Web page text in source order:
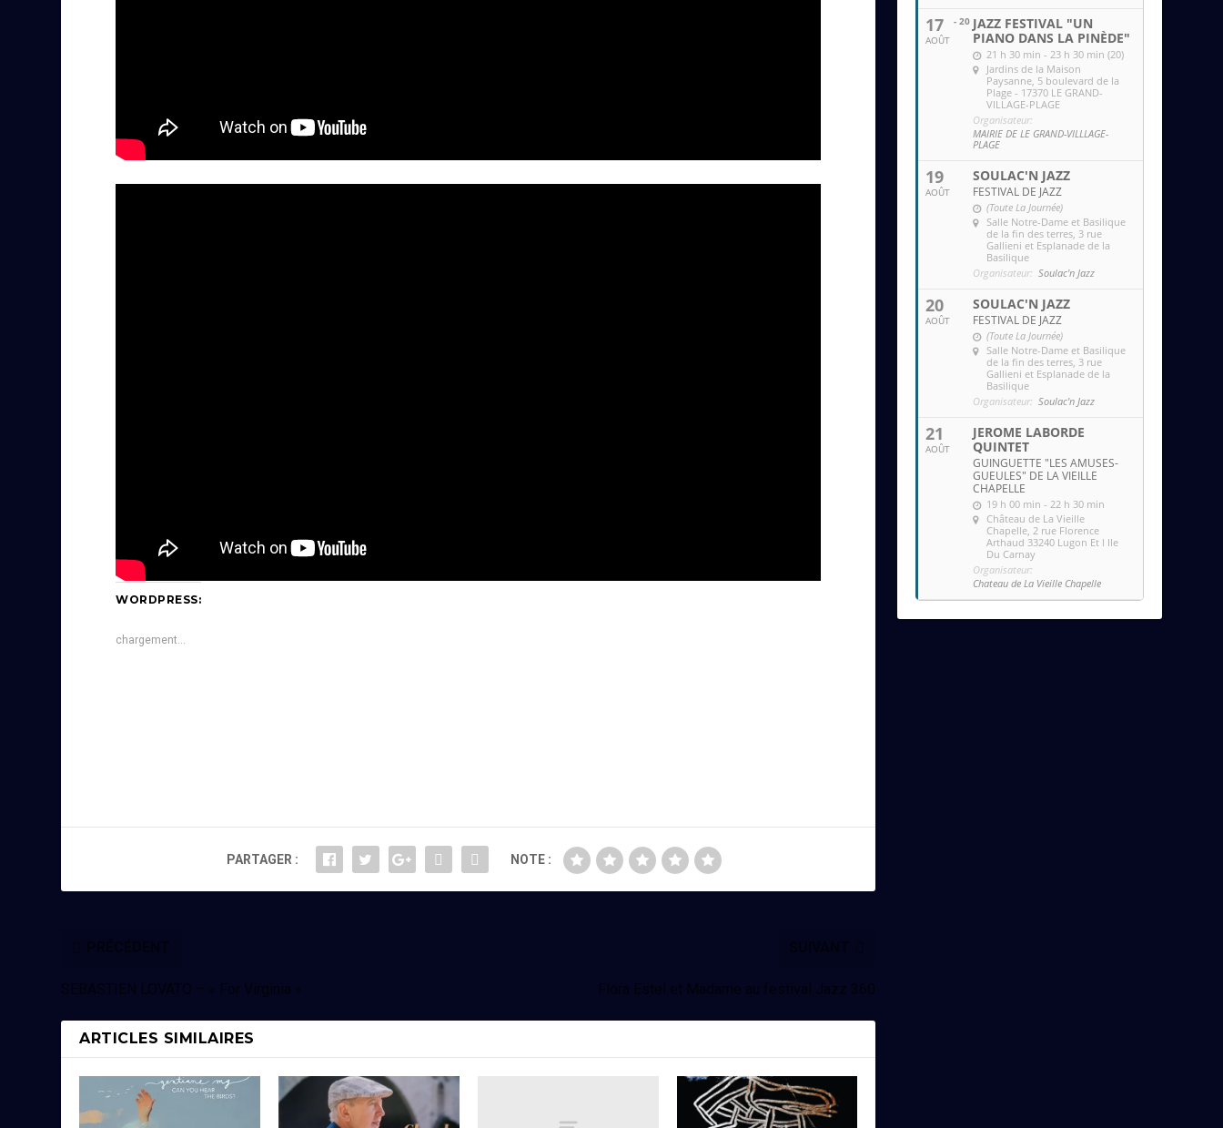
WORDPRESS:
chargement…
PARTAGER : NOTE :
SEBASTIEN LOVATO – « For Virginia » Flora Estel et Madame au festival Jazz 360
ARTICLES SIMILAIRES
17
AOÛT
- 20 JAZZ FESTIVAL "UN
PIANO DANS LA PINÈDE"
21 h 30 min - 23 h 30 min (20)
Jardins de la Maison
Paysanne , 5 boulevard de la
Plage - 17370 LE GRAND-
VILLAGE-PLAGE
Organisateur:
MAIRIE DE LE GRAND-VILLLAGE-
PLAGE
19
AOÛT
SOULAC'N JAZZ
FESTIVAL DE JAZZ
(Toute La Journée)
Salle Notre-Dame et Basilique
de la fin des terres , 3 rue
Gallieni et Esplanade de la
Basilique
Organisateur: Soulac'n Jazz
20
AOÛT
SOULAC'N JAZZ
FESTIVAL DE JAZZ
(Toute La Journée)
Salle Notre-Dame et Basilique
de la fin des terres , 3 rue
Gallieni et Esplanade de la
Basilique
Organisateur: Soulac'n Jazz
21
AOÛT
JEROME LABORDE
QUINTET
GUINGUETTE "LES AMUSES-
GUEULES" DE LA VIEILLE
CHAPELLE
19 h 00 min - 22 h 30 min
Château de La Vieille
Chapelle , 2 rue Florence
Arthaud 33240 Lugon Et l Ile
Du Carnay
Organisateur:
Chateau de La Vieille Chapelle